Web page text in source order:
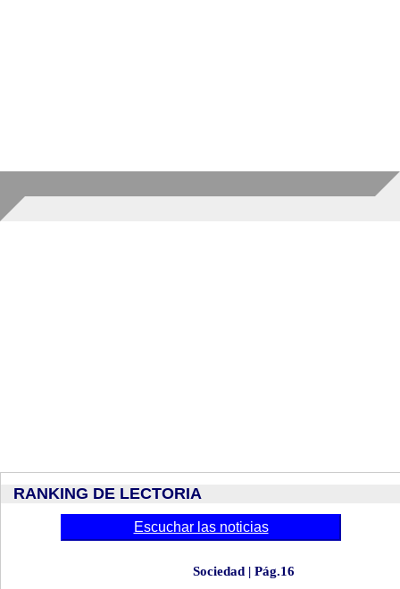
RANKING DE LECTORIA
Escuchar las noticias
Sociedad | Pág.16